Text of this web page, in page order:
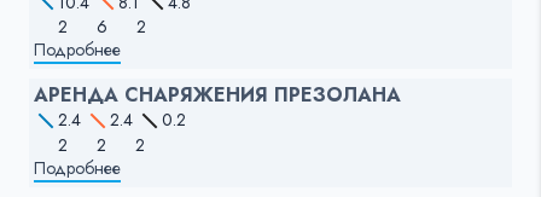
2
6
2
Подробнее
АРЕНДА СНАРЯЖЕНИЯ ПРЕЗОЛАНА
2.4 2.4
0.2
2
2
2
Подробнее